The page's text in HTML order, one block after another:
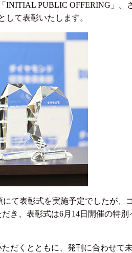
INITIAL PUBLIC OFFERING」
て表彰いたします。
て表彰式を実施予定でしたが
き、表彰式は6月14日開催の特
だくとともに、発刊に合わせて